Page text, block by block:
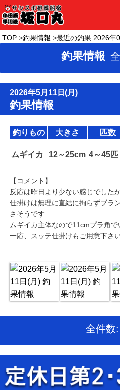
TOP 釣果情報 最近の釣果 2026年
釣果情報
2026年5月11日(月)
釣果情報
釣りもの 大きさ 匹数
ムギイカ 12～25cm 4～45匹
【コメント】
反応は昨日より少ない感じでした
仕掛けは無理に直結に拘らずブラ
さそうです
ムギイカ主体なので11cmプラ角で
一応、スッテ仕掛けもご用意下さい
全件数